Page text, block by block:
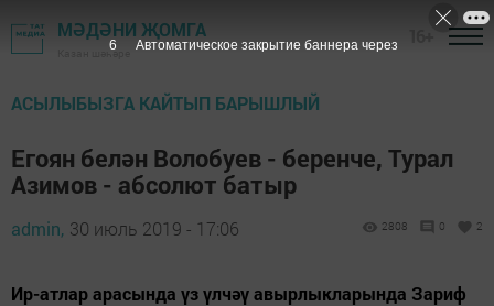
МӘДӘНИ ҖОМГА
Казан шәһәре
АСЫЛЫБЫЗГА КАЙТЫП БАРЫШЛЫЙ
Егоян белән Волобуев - беренче, Турал
Азимов - абсолют батыр
admin, 30 июль 2019 - 17:06 2808 0 2
Ир-атлар арасында үз үлчәү авырлыкларында Зариф
4 Автоматическое закрытие баннера через